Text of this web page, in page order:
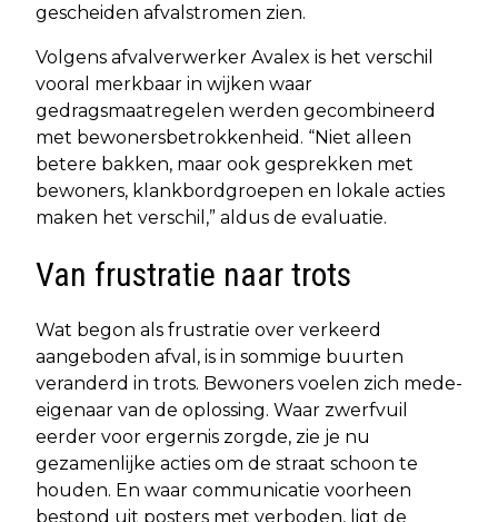
gescheiden afvalstromen zien.
Volgens afvalverwerker Avalex is het verschil
vooral merkbaar in wijken waar
gedragsmaatregelen werden gecombineerd
met bewonersbetrokkenheid. “Niet alleen
betere bakken, maar ook gesprekken met
bewoners, klankbordgroepen en lokale acties
maken het verschil,” aldus de evaluatie.
Van frustratie naar trots
Wat begon als frustratie over verkeerd
aangeboden afval, is in sommige buurten
veranderd in trots. Bewoners voelen zich mede-
eigenaar van de oplossing. Waar zwerfvuil
eerder voor ergernis zorgde, zie je nu
gezamenlijke acties om de straat schoon te
houden. En waar communicatie voorheen
bestond uit posters met verboden, ligt de